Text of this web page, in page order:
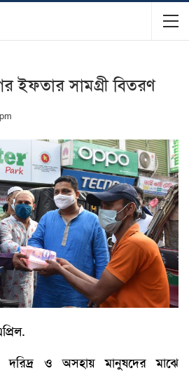
ইফতার সামগ্রী বিতরণ
দরিদ্র ও অসহায় মানুষদের মাঝে